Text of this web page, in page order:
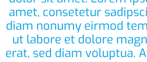
amet, consetetur
diam nonumy eirmod
ut labore et dolore
erat, sed diam voluptua.